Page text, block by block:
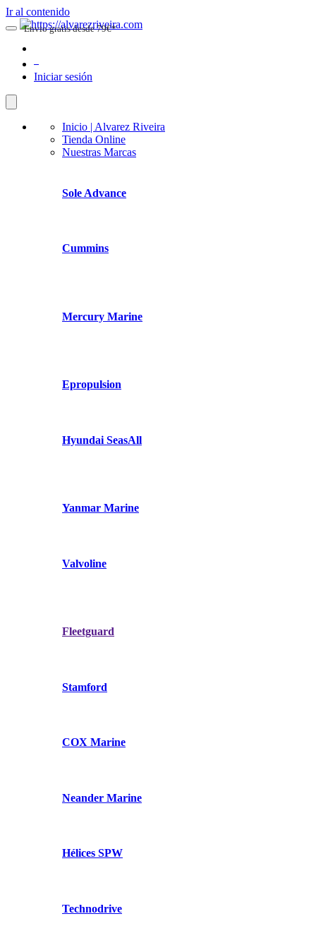
Ir al contenido
Iniciar sesión
Inicio | Alvarez Riveira
Tienda Online
Nuestras Marcas
Sole Advance
Cummins
Mercury Marine
Epropulsion
Hyundai SeasAll
Yanmar Marine
Valvoline
Fleetguard
Stamford
COX Marine
Neander Marine
Hélices SPW
Technodrive
Envio gratis desde 79€*